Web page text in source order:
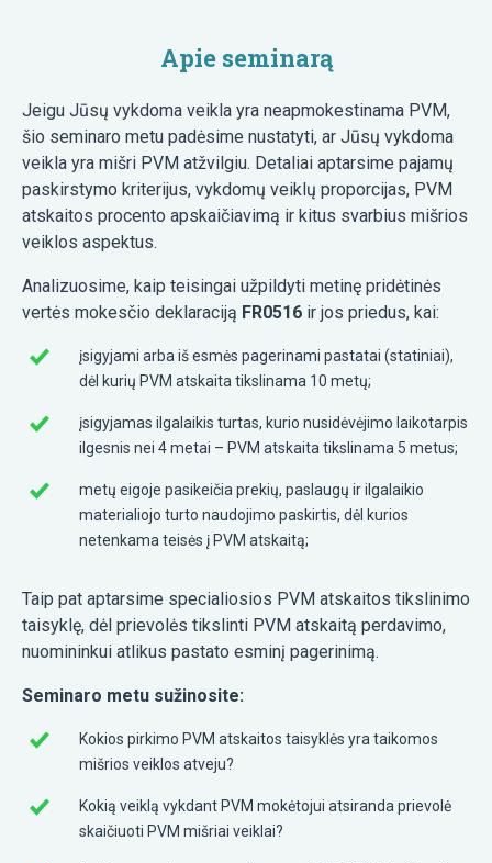
Apie seminarą
Jeigu Jūsų vykdoma veikla yra neapmokestinama PVM,
šio seminaro metu padėsime nustatyti, ar Jūsų vykdoma
veikla yra mišri PVM atžvilgiu. Detaliai aptarsime pajamų
paskirstymo kriterijus, vykdomų veiklų proporcijas, PVM
atskaitos procento apskaičiavimą ir kitus svarbius mišrios
veiklos aspektus.
Analizuosime, kaip teisingai užpildyti metinę pridėtinės
vertės mokesčio deklaraciją FR0516 ir jos priedus, kai:
įsigyjami arba iš esmės pagerinami pastatai (statiniai),
dėl kurių PVM atskaita tikslinama 10 metų;
įsigyjamas ilgalaikis turtas, kurio nusidėvėjimo laikotarpis
ilgesnis nei 4 metai – PVM atskaita tikslinama 5 metus;
metų eigoje pasikeičia prekių, paslaugų ir ilgalaikio
materialiojo turto naudojimo paskirtis, dėl kurios
netenkama teisės į PVM atskaitą;
Taip pat aptarsime specialiosios PVM atskaitos tikslinimo
taisyklę, dėl prievolės tikslinti PVM atskaitą perdavimo,
nuomininkui atlikus pastato esminį pagerinimą.
Seminaro metu sužinosite:
Kokios pirkimo PVM atskaitos taisyklės yra taikomos
mišrios veiklos atveju?
Kokią veiklą vykdant PVM mokėtojui atsiranda prievolė
skaičiuoti PVM mišriai veiklai?